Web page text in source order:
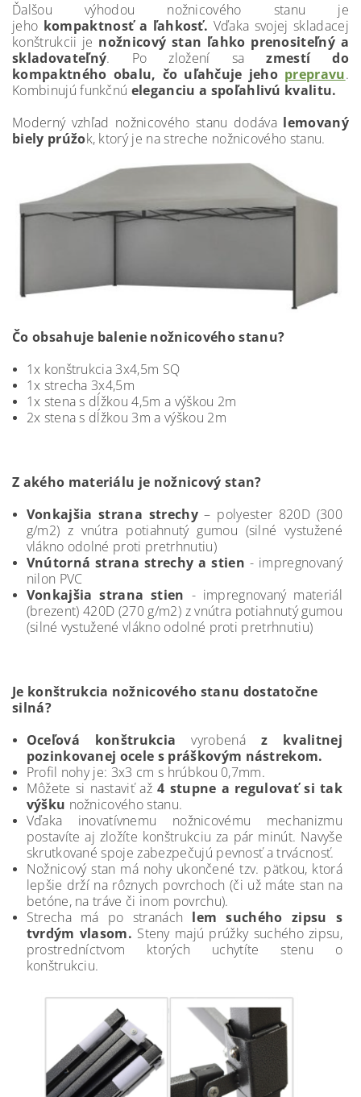
Ďalšou výhodou nožnicového stanu je
jeho kompaktnosť a ľahkosť. Vďaka svojej skladacej
konštrukcii je nožnicový stan ľahko prenositeľný a
skladovateľný. Po zložení sazmestí do
kompaktného obalu, čo uľahčuje jeho prepravu.
Kombinujú funkčnú eleganciu a spoľahlivú kvalitu.
Moderný vzhľad nožnicového stanu dodáva lemovaný
biely prúžok, ktorý je na streche nožnicového stanu.
Čo obsahuje balenie nožnicového stanu?
1x konštrukcia 3x4,5m SQ
1x strecha 3x4,5m
1x stena s dĺžkou 4,5m a výškou 2m
2x stena s dĺžkou 3m a výškou 2m
Z akého materiálu je nožnicový stan?
Vonkajšia strana strechy– polyester 820D (300
g/m2) z vnútra potiahnutý gumou (silné vystužené
vlákno odolné proti pretrhnutiu)
Vnútorná strana strechy a stien - impregnovaný
nilon PVC
Vonkajšia strana stien - impregnovaný materiál
(brezent) 420D (270 g/m2) z vnútra potiahnutý gumou
(silné vystužené vlákno odolné proti pretrhnutiu)
Je konštrukcia nožnicového stanu dostatočne
silná?
Oceľová konštrukcia vyrobená z kvalitnej
pozinkovanej ocele s práškovým nástrekom.
Profil nohy je: 3x3 cm s hrúbkou 0,7mm.
Môžete si nastaviť až4 stupne a regulovať si tak
výšku nožnicového stanu.
Vďaka inovatívnemu nožnicovému mechanizmu
postavíte aj zložíte konštrukciu za pár minút. Navyše
skrutkované spoje zabezpečujú pevnosť a trvácnosť.
Nožnicový stan má nohy ukončené tzv. pätkou, ktorá
lepšie drží na rôznych povrchoch (či už máte stan na
betóne, na tráve či inom povrchu).
Strecha má po stranách lem suchého zipsu s
tvrdým vlasom. Steny majú prúžky suchého zipsu,
prostredníctvom ktorých uchytíte stenu o
konštrukciu.